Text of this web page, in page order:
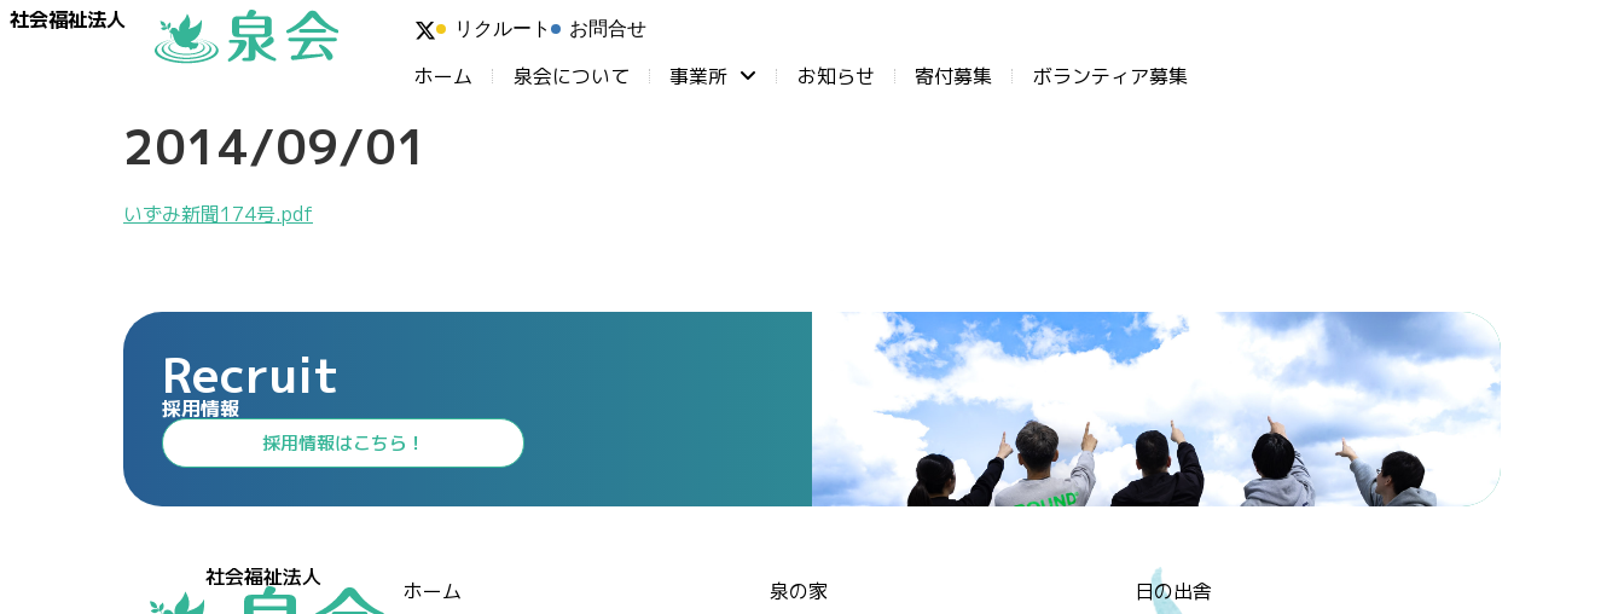
社会福祉法人 リクルート お問合せ
ホーム 泉会について 事業所 お知らせ ⁨寄付募集 ボランティア募集
2014/09/01
いずみ新聞174号.pdf
Recruit
採用情報
⁩採用情報⁩はこちら！
社会福祉法人
ホーム
泉の家
日の出舎